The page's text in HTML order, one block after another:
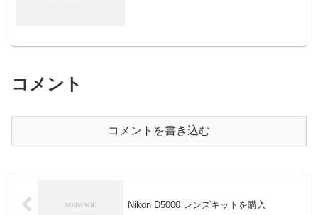
コメント
コメントを書き込む
Nikon D5000 レンズキットを購入